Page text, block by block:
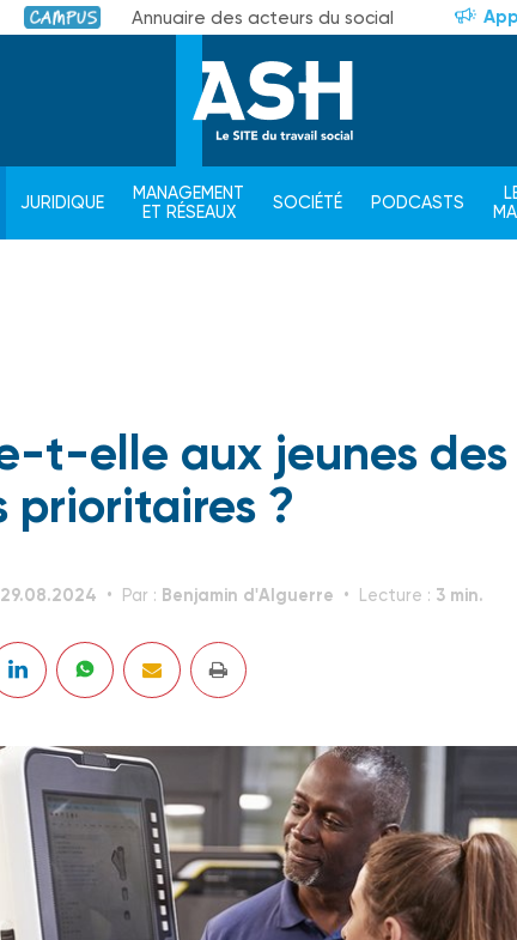
Campus Annuaire des acteurs du social
JURIDIQUE
MANAGEMENT
ET RÉSEAUX
SOCIÉTÉ PODCASTS
t-elle aux jeunes des
prioritaires ?
29.08.2024 Par : Benjamin d'Alguerre Lecture : 3 min.